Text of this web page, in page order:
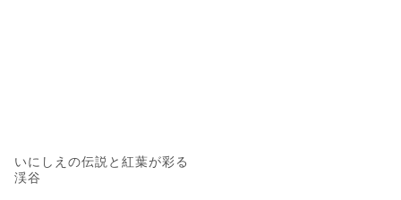
いにしえの伝説と紅葉が彩る
渓谷